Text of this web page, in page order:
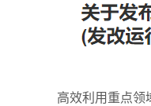
高效利用重点领